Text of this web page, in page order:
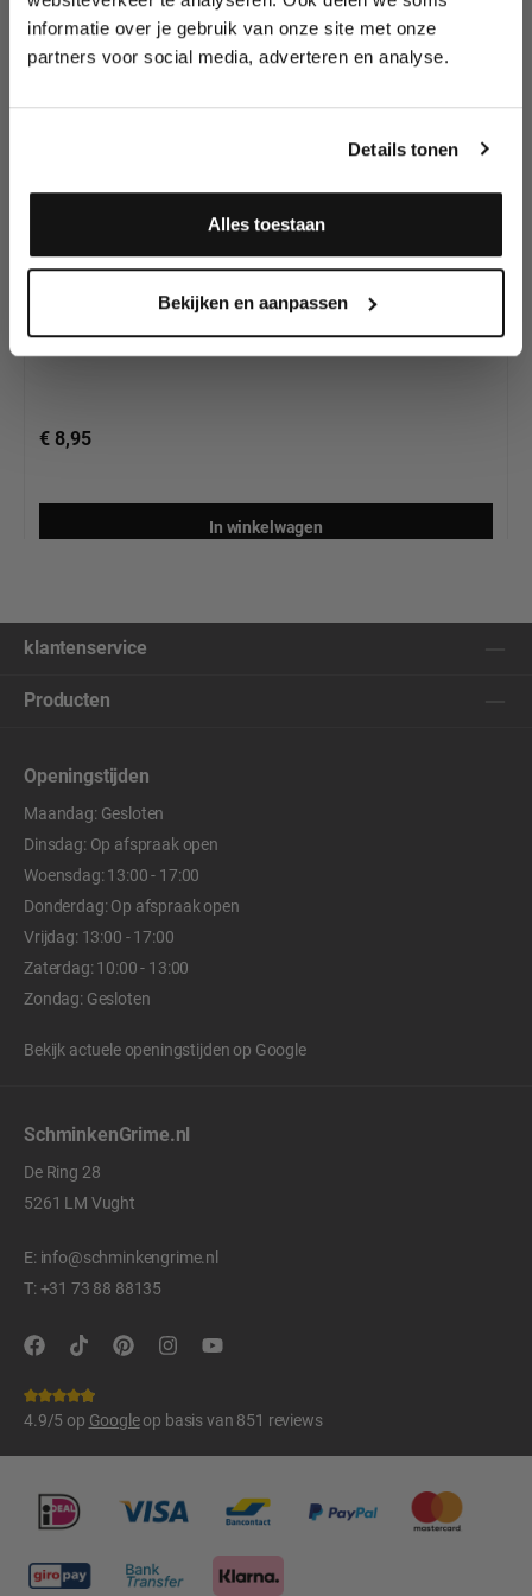
informatie over je gebruik van onze site met onze
partners voor social media, adverteren en analyse.
Details tonen
Alles toestaan
Bekijken en aanpassen
Diamond FX
€ 8,95
In winkelwagen
klantenservice
Producten
Openingstijden
Maandag: Gesloten
Dinsdag: Op afspraak open
Woensdag: 13:00 - 17:00
Donderdag: Op afspraak open
Vrijdag: 13:00 - 17:00
Zaterdag: 10:00 - 13:00
Zondag: Gesloten
Bekijk actuele openingstijden op Google
SchminkenGrime.nl
De Ring 28
5261 LM Vught
E: info@schminkengrime.nl
T:+31 73 88 88135
4.9/5 op Googleop basis van 851 reviews
wedstrijden en meer.
Meld je aan en ontvang direct
Ja, ik meld me aan